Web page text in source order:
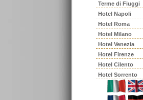
Terme di Fiuggi
Hotel Napoli
Hotel Roma
Hotel Milano
Hotel Venezia
Hotel Firenze
Hotel Cilento
Hotel Sorrento